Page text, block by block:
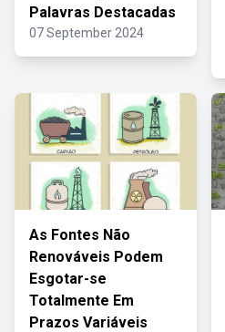
Palavras Destacadas
07 September 2024
As Fontes Não
Renováveis Podem
Esgotar-se
Totalmente Em
Prazos Variáveis